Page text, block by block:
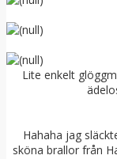
Lite enkelt
Hahaha jag
sköna brallor från